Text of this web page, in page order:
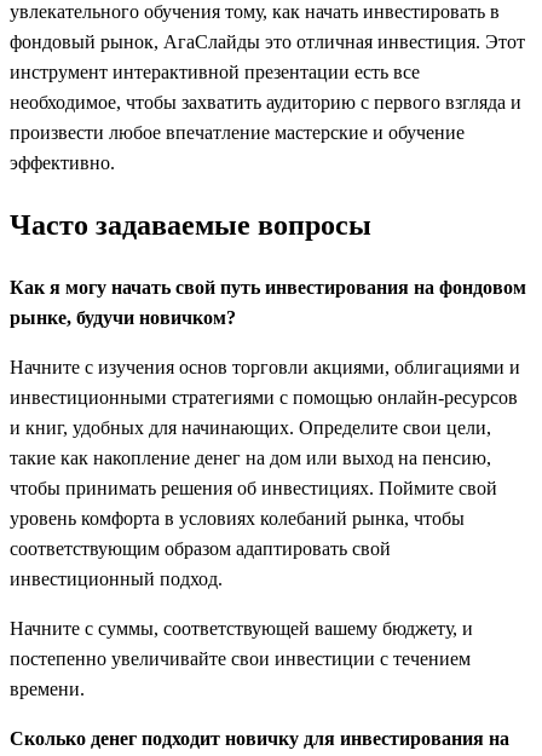
увлекательного обучения тому, как начать инвестировать в
фондовый рынок, АгаСлайды это отличная инвестиция. Этот
инструмент интерактивной презентации есть все
необходимое, чтобы захватить аудиторию с первого взгляда и
произвести любое впечатление мастерские и обучение
эффективно.
Часто задаваемые вопросы
Как я могу начать свой путь инвестирования на фондовом
рынке, будучи новичком?
Начните с изучения основ торговли акциями, облигациями и
инвестиционными стратегиями с помощью онлайн-ресурсов
и книг, удобных для начинающих. Определите свои цели,
такие как накопление денег на дом или выход на пенсию,
чтобы принимать решения об инвестициях. Поймите свой
уровень комфорта в условиях колебаний рынка, чтобы
соответствующим образом адаптировать свой
инвестиционный подход.
Начните с суммы, соответствующей вашему бюджету, и
постепенно увеличивайте свои инвестиции с течением
времени.
Сколько денег подходит новичку для инвестирования на